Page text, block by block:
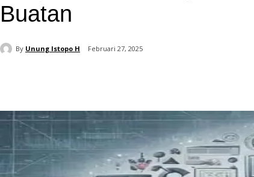
Buatan
By Unung Istopo H Februari 27, 2025